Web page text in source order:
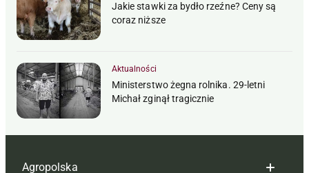
Jakie stawki za bydło rzeźne? Ceny są
coraz niższe
Aktualności
Ministerstwo żegna rolnika. 29-letni
Michał zginął tragicznie
Agropolska